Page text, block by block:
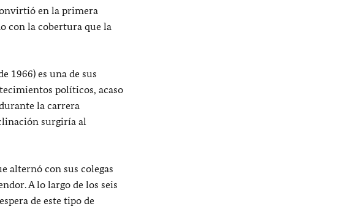
en la primera
con la cobertura que la
1966) es una de sus
políticos, acaso
la carrera
surgiría al
alternó con sus colegas
A lo largo de los seis
de este tipo de